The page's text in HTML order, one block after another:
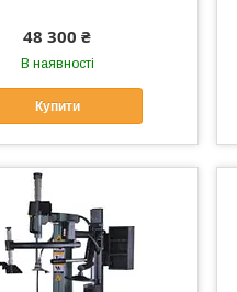
48 300 ₴
В наявності
Купити